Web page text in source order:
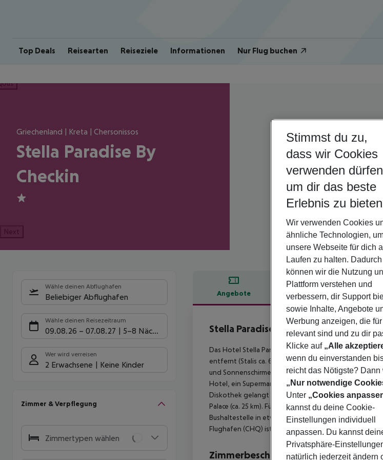
Top Deals Reisearten Reiseziele Informationen Nur Flug buchen
Griechenland | Kreta | Chersonissos
Stella Paradise By
Checkin
1
Next
Wähle deinen Abflughafen
Beliebiger Abflughafen
Wähle deinen Reisezeitraum
09.08.26 – 07.08.27 5-8 Nächte
Wer wird verreisen
2 Erwachsene Keine Kinder
Zimmer & Verpflegung
Zimmertypen wählen
Angebote Hotelbeschreibung
Hotelbeschreibung
Stella Paradise By Checkin
1
Das Hotel Stella Paradise (Adults only), das sich
entfernt (Stalis ca. 6 km, Hersonissos ca. 100 m). Der
und Sonnenschirme gegen Gebühr verfügbar. Zum
Hotel, ein Supermarkt ist nach ca. 150 m zu erreichen.
Diskothek gelangt man nach rund 20 m. Folgende
Palace (ca. 25 km). Für Mobilität im Urlaub sorgen
Bushaltestelle in etwa 200 m Entfernung. Zur
Flughafen (CHQ) ist ca. 170 km entfernt. Ein weiterer
Zimmerbeschreibung
Stimmst du zu,
dass wir Cookies
verwenden
um dir das beste
Erlebnis zu
Wir verwenden Cookies
ähnliche Technologien,
unsere Webseite für dich
Laufen zu halten. Dadurch
können wir die Nutzung
Plattform verstehen und
verbessern, dir Support
sowie Inhalte, Angebote
Werbung anzeigen, die
relevant sind und zu dir
Klicke auf „Alle
wenn du einverstanden
reicht das Nötigste? Dann
„Nur notwendige
Unter „Cookies
kannst du deine Cookie-
Einstellungen individuell
anpassen. Du kannst
Privatsphäre-
natürlich jederzeit ändern